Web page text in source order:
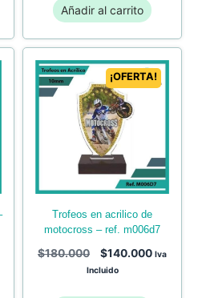
Añadir al carrito
¡OFERTA!
trofeos en acrilico de
motocross – ref. m006d7
$180.000 $140.000 Iva
Incluido